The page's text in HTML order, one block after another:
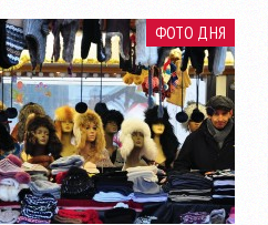
ФОТО ДНЯ